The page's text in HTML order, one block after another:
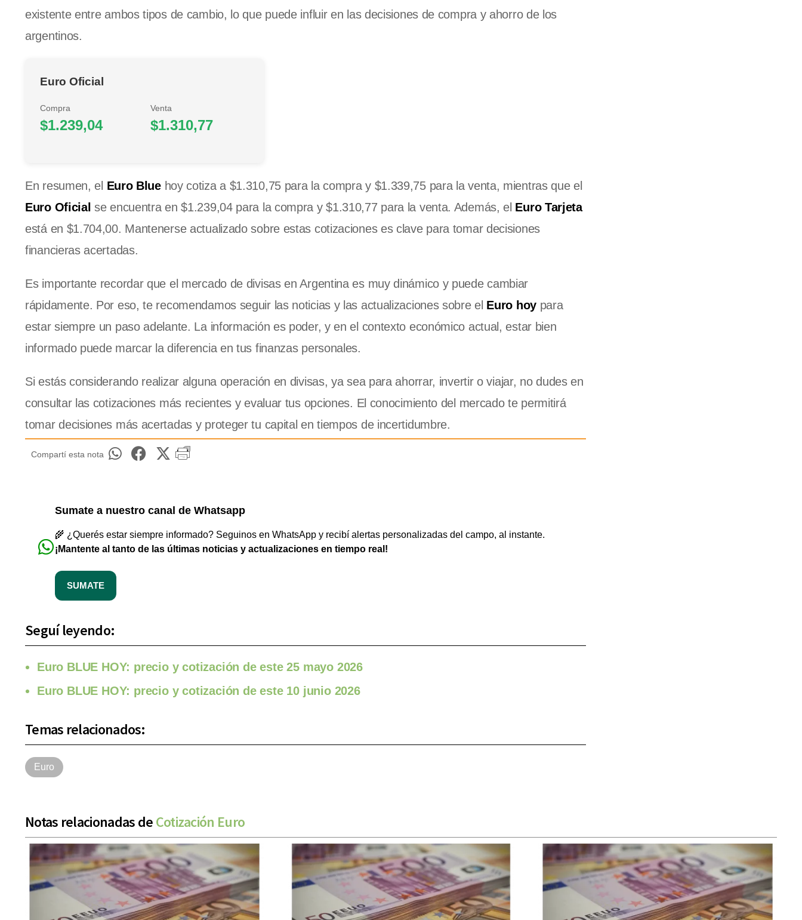
existente entre ambos tipos de cambio, lo que puede influir en las decisiones de compra y ahorro de los
argentinos.
Euro Oficial
Compra
$1.239,04
Venta
$1.310,77
En resumen, el Euro Bluehoy cotiza a $1.310,75 para la compra y $1.339,75 para la venta, mientras que el
Euro Oficial se encuentra en $1.239,04 para la compra y $1.310,77 para la venta. Además, el Euro Tarjeta
está en $1.704,00. Mantenerse actualizado sobre estas cotizaciones es clave para tomar decisiones
financieras acertadas.
Es importante recordar que el mercado de divisas en Argentina es muy dinámico y puede cambiar
rápidamente. Por eso, te recomendamos seguir las noticias y las actualizaciones sobre el Euro hoypara
estar siempre un paso adelante. La información es poder, y en el contexto económico actual, estar bien
informado puede marcar la diferencia en tus finanzas personales.
Si estás considerando realizar alguna operación en divisas, ya sea para ahorrar, invertir o viajar, no dudes en
consultar las cotizaciones más recientes y evaluar tus opciones. El conocimiento del mercado te permitirá
tomar decisiones más acertadas y proteger tu capital en tiempos de incertidumbre.
Compartí esta nota
Sumate a nuestro canal de Whatsapp
🌾 ¿Querés estar siempre informado? Seguinos en WhatsApp y recibí alertas personalizadas del campo, al instante.
¡Mantente al tanto de las últimas noticias y actualizaciones en tiempo real!
SUMATE
Seguí leyendo:
Euro BLUE HOY: precio y cotización de este 25 mayo 2026
Euro BLUE HOY: precio y cotización de este 10 junio 2026
Temas relacionados:
Euro
Notas relacionadas deCotización Euro